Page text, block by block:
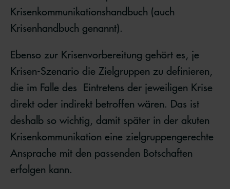
Krisenkommunikationshandbuch (auch
Krisenhandbuch genannt).
Ebenso zur Krisenvorbereitung gehört es, je
Krisen-Szenario die Zielgruppen zu definieren,
die im Falle des Eintretens der jeweiligen Krise
direkt oder indirekt betroffen wären. Das ist
deshalb so wichtig, damit später in der akuten
Krisenkommunikation eine zielgruppengerechte
Ansprache mit den passenden Botschaften
erfolgen kann.